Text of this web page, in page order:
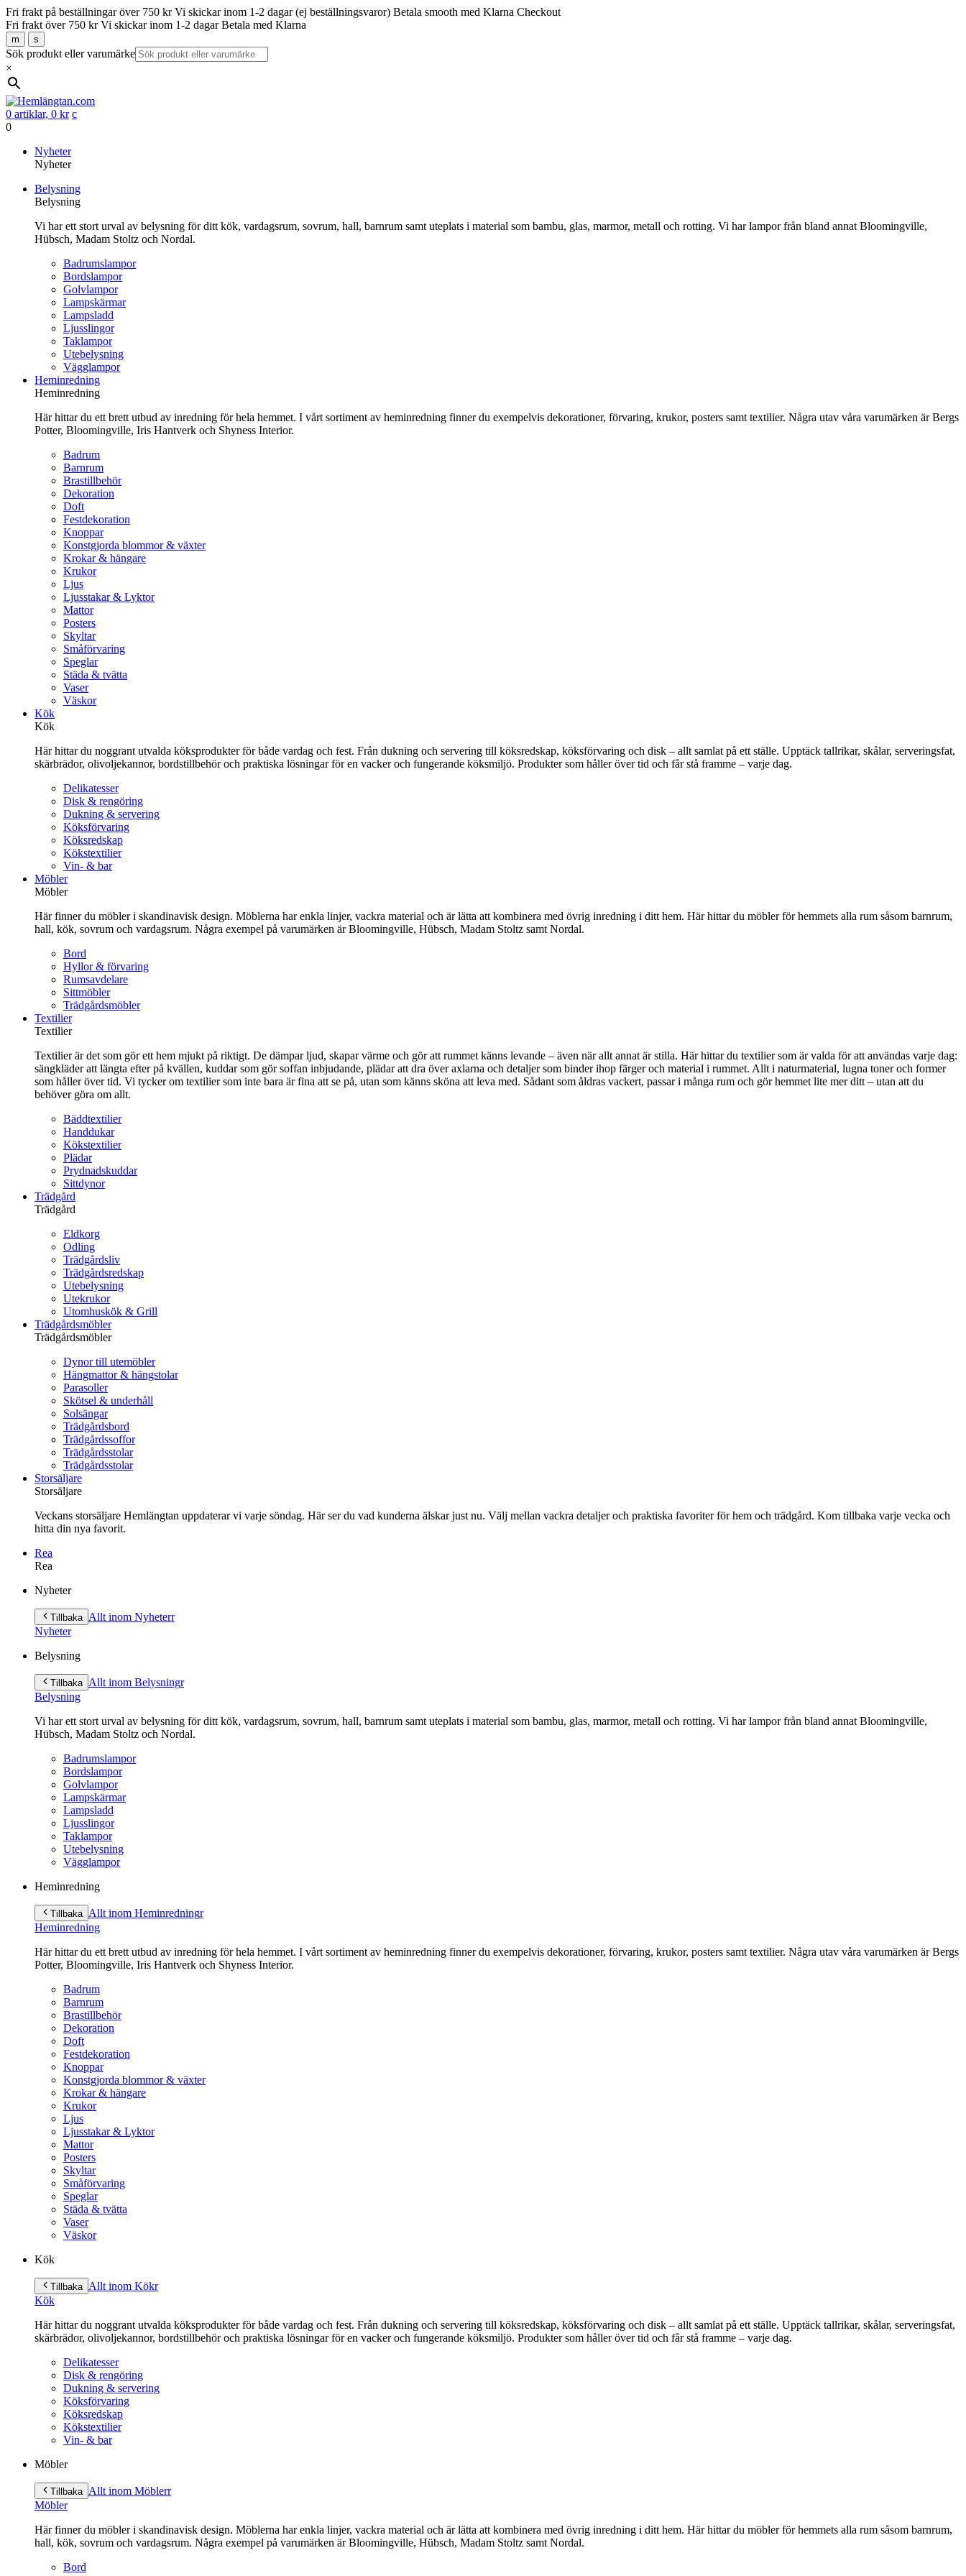
Fri frakt på beställningar över 750 kr Vi skickar inom 1-2 dagar (ej beställningsvaror) Betala smooth med Klarna Checkout
Fri frakt över 750 kr Vi skickar inom 1-2 dagar Betala med Klarna
m s
Sök produkt eller varumärke
×
0 artiklar, 0 kr c
0
innehåll
Nyheter
Nyheter
Belysning
Belysning
Vi har ett stort urval av belysning för ditt kök, vardagsrum, sovrum, hall, barnrum samt uteplats i material som bambu, glas, marmor, metall och rotting. Vi har lampor från bland annat Bloomingville,
Hübsch, Madam Stoltz och Nordal.
Badrumslampor
Bordslampor
Golvlampor
Lampskärmar
Lampsladd
Ljusslingor
Taklampor
Utebelysning
Vägglampor
Heminredning
Heminredning
Här hittar du ett brett utbud av inredning för hela hemmet. I vårt sortiment av heminredning finner du exempelvis dekorationer, förvaring, krukor, posters samt textilier. Några utav våra varumärken är Bergs
Potter, Bloomingville, Iris Hantverk och Shyness Interior.
Badrum
Barnrum
Brastillbehör
Dekoration
Doft
Festdekoration
Knoppar
Konstgjorda blommor & växter
Krokar & hängare
Krukor
Ljus
Ljusstakar & Lyktor
Mattor
Posters
Skyltar
Småförvaring
Speglar
Städa & tvätta
Vaser
Väskor
Kök
Kök
Här hittar du noggrant utvalda köksprodukter för både vardag och fest. Från dukning och servering till köksredskap, köksförvaring och disk – allt samlat på ett ställe. Upptäck tallrikar, skålar, serveringsfat,
skärbrädor, olivoljekannor, bordstillbehör och praktiska lösningar för en vacker och fungerande köksmiljö. Produkter som håller över tid och får stå framme – varje dag.
Delikatesser
Disk & rengöring
Dukning & servering
Köksförvaring
Köksredskap
Kökstextilier
Vin- & bar
Möbler
Möbler
Här finner du möbler i skandinavisk design. Möblerna har enkla linjer, vackra material och är lätta att kombinera med övrig inredning i ditt hem. Här hittar du möbler för hemmets alla rum såsom barnrum,
hall, kök, sovrum och vardagsrum. Några exempel på varumärken är Bloomingville, Hübsch, Madam Stoltz samt Nordal.
Bord
Hyllor & förvaring
Rumsavdelare
Sittmöbler
Trädgårdsmöbler
Textilier
Textilier
Textilier är det som gör ett hem mjukt på riktigt. De dämpar ljud, skapar värme och gör att rummet känns levande – även när allt annat är stilla. Här hittar du textilier som är valda för att användas varje dag:
sängkläder att längta efter på kvällen, kuddar som gör soffan inbjudande, plädar att dra över axlarna och detaljer som binder ihop färger och material i rummet. Allt i naturmaterial, lugna toner och former
som håller över tid. Vi tycker om textilier som inte bara är fina att se på, utan som känns sköna att leva med. Sådant som åldras vackert, passar i många rum och gör hemmet lite mer ditt – utan att du
behöver göra om allt.
Bäddtextilier
Handdukar
Kökstextilier
Plädar
Prydnadskuddar
Sittdynor
Trädgård
Trädgård
Eldkorg
Odling
Trädgårdsliv
Trädgårdsredskap
Utebelysning
Utekrukor
Utomhuskök & Grill
Trädgårdsmöbler
Trädgårdsmöbler
Dynor till utemöbler
Hängmattor & hängstolar
Parasoller
Skötsel & underhåll
Solsängar
Trädgårdsbord
Trädgårdssoffor
Trädgårdsstolar
Trädgårdsstolar
Storsäljare
Storsäljare
Veckans storsäljare Hemlängtan uppdaterar vi varje söndag. Här ser du vad kunderna älskar just nu. Välj mellan vackra detaljer och praktiska favoriter för hem och trädgård. Kom tillbaka varje vecka och
hitta din nya favorit.
Rea
Rea
innehåll
Nyheter
Tillbaka Allt inom Nyheterr
Nyheter
Belysning
Tillbaka Allt inom Belysningr
Belysning
Vi har ett stort urval av belysning för ditt kök, vardagsrum, sovrum, hall, barnrum samt uteplats i material som bambu, glas, marmor, metall och rotting. Vi har lampor från bland annat Bloomingville,
Hübsch, Madam Stoltz och Nordal.
Badrumslampor
Bordslampor
Golvlampor
Lampskärmar
Lampsladd
Ljusslingor
Taklampor
Utebelysning
Vägglampor
Heminredning
Tillbaka Allt inom Heminredningr
Heminredning
Här hittar du ett brett utbud av inredning för hela hemmet. I vårt sortiment av heminredning finner du exempelvis dekorationer, förvaring, krukor, posters samt textilier. Några utav våra varumärken är Bergs
Potter, Bloomingville, Iris Hantverk och Shyness Interior.
Badrum
Barnrum
Brastillbehör
Dekoration
Doft
Festdekoration
Knoppar
Konstgjorda blommor & växter
Krokar & hängare
Krukor
Ljus
Ljusstakar & Lyktor
Mattor
Posters
Skyltar
Småförvaring
Speglar
Städa & tvätta
Vaser
Väskor
Kök
Tillbaka Allt inom Kökr
Kök
Här hittar du noggrant utvalda köksprodukter för både vardag och fest. Från dukning och servering till köksredskap, köksförvaring och disk – allt samlat på ett ställe. Upptäck tallrikar, skålar, serveringsfat,
skärbrädor, olivoljekannor, bordstillbehör och praktiska lösningar för en vacker och fungerande köksmiljö. Produkter som håller över tid och får stå framme – varje dag.
Delikatesser
Disk & rengöring
Dukning & servering
Köksförvaring
Köksredskap
Kökstextilier
Vin- & bar
Möbler
Tillbaka Allt inom Möblerr
Möbler
Här finner du möbler i skandinavisk design. Möblerna har enkla linjer, vackra material och är lätta att kombinera med övrig inredning i ditt hem. Här hittar du möbler för hemmets alla rum såsom barnrum,
hall, kök, sovrum och vardagsrum. Några exempel på varumärken är Bloomingville, Hübsch, Madam Stoltz samt Nordal.
Bord